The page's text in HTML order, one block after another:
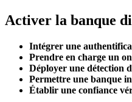
Activer la banque
Intégrer une
Prendre en charge un
Déployer une détection
Permettre une banque
Établir une confiance